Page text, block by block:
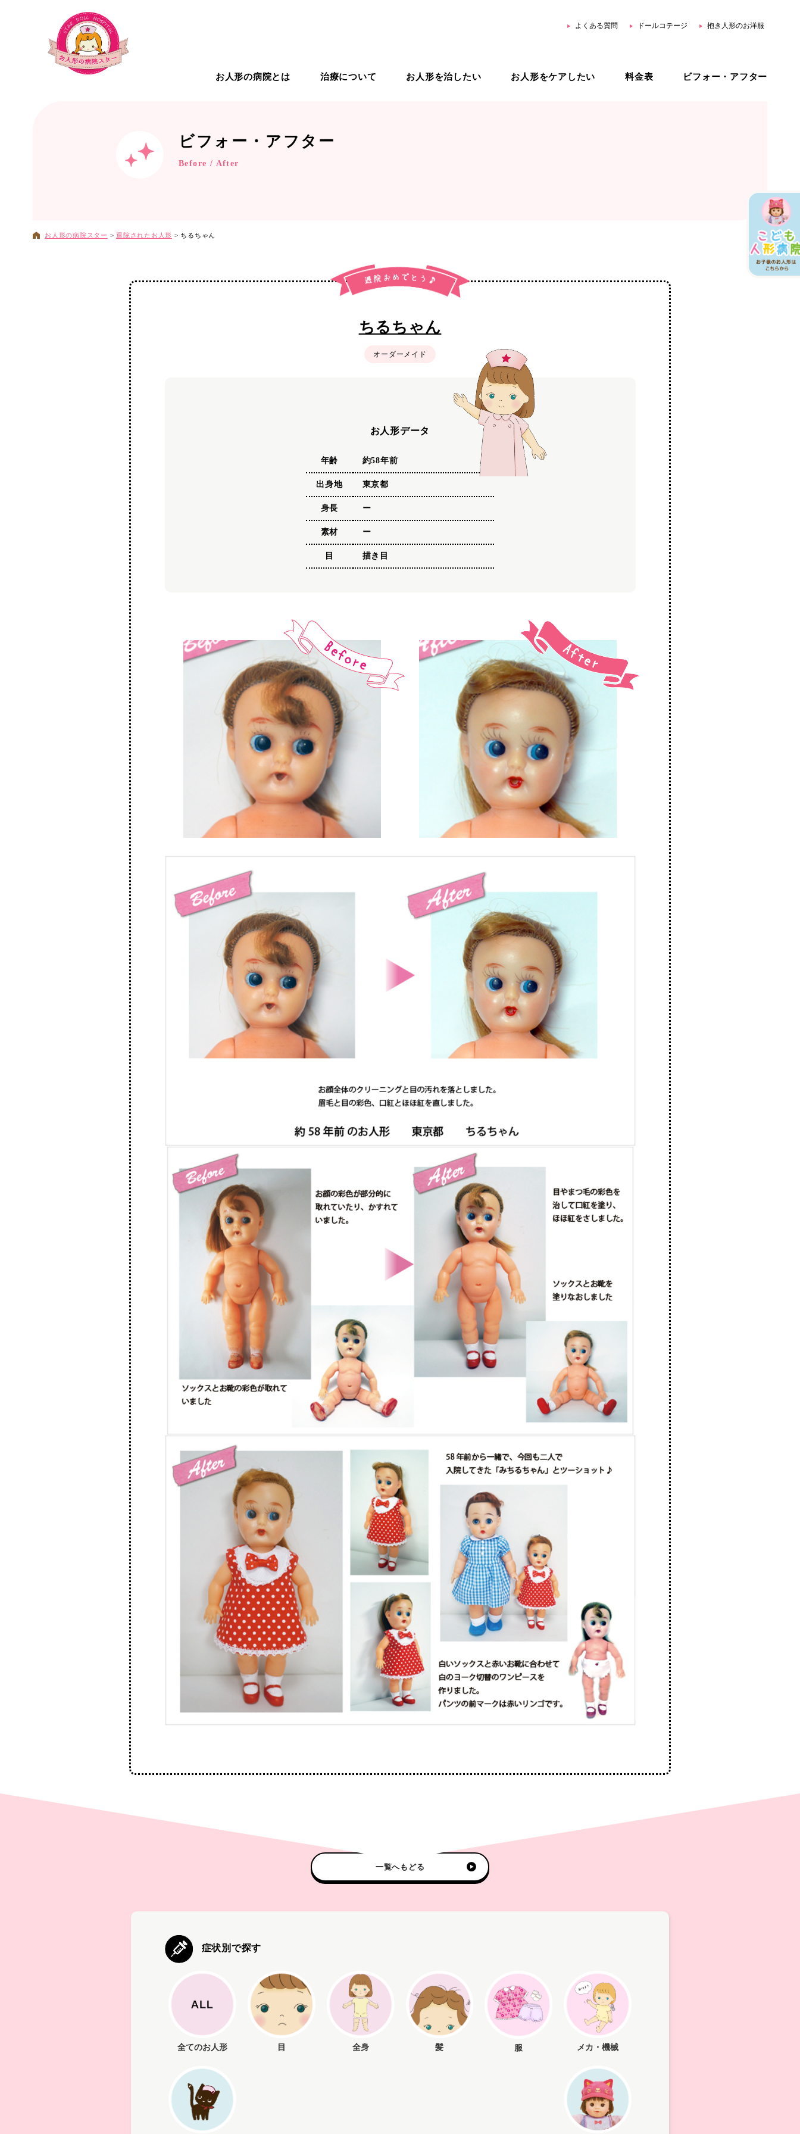
よくある質問 ドールコテージ 抱き人形のお洋服
お人形の病院とは 治療について お人形を治したい お人形をケアしたい 料金表 ビフォー・アフター
ビフォー・アフター
Before / After
お人形の病院スター > 退院されたお人形 > ちるちゃん
ちるちゃん
オーダーメイド
お人形データ
年齢 約58年前
出身地 東京都
身長 ー
素材 ー
目 描き目
一覧へもどる
症状別で探す
全てのお人形 目 全身 髪 服 メカ・機械